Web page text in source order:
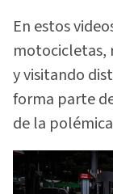
En estos
motocicletas,
y visitando
forma parte
de la